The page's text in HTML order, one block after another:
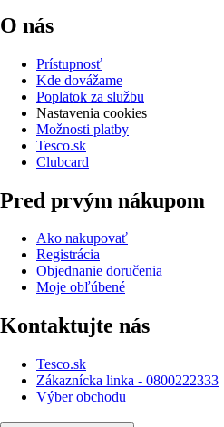
O nás
Prístupnosť
Kde dovážame
Poplatok za službu
Nastavenia cookies
Možnosti platby
Tesco.sk
Clubcard
Pred prvým nákupom
Ako nakupovať
Registrácia
Objednanie doručenia
Moje obľúbené
Kontaktujte nás
Tesco.sk
Zákaznícka linka - 0800222333
Výber obchodu